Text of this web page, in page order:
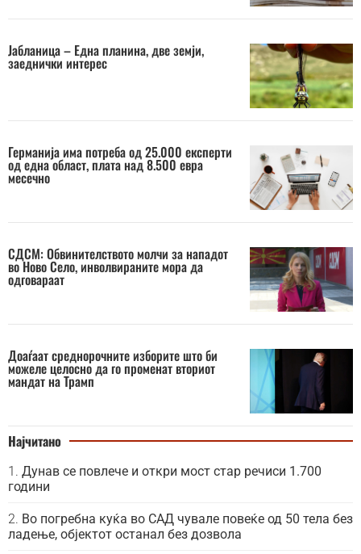
Јабланица – Една планина, две земји,
заеднички интерес
Германија има потреба од 25.000 експерти
од една област, плата над 8.500 евра
месечно
СДСМ: Обвинителството молчи за нападот
во Ново Село, инволвираните мора да
одговараат
Доаѓаат среднорочните изборите што би
можеле целосно да го променат вториот
мандат на Трамп
Најчитано
Дунав се повлече и откри мост стар речиси 1.700
години
Во погребна куќа во САД чувале повеќе од 50 тела без
ладење, објектот останал без дозвола